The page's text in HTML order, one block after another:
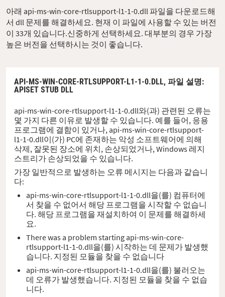
아래 api-ms-win-core-rtlsupport-l1-1-0.dll 파일을 다운로드해
서 dll 문제를 해결하세요. 현재 이 파일에 사용할 수 있는 버전
이 33개 있습니다.신중하게 선택하세요. 대부분의 경우 가장
높은 버전을 선택하시는 것이 좋습니다.
API-MS-WIN-CORE-RTLSUPPORT-L1-1-0.DLL, 파일 설명:
APISET STUB DLL
api-ms-win-core-rtlsupport-l1-1-0.dll와(과) 관련된 오류는
몇 가지 다른 이유로 발생할 수 있습니다. 예를 들어, 응용
프로그램에 결함이 있거나, api-ms-win-core-rtlsupport-
l1-1-0.dll이(가) PC에 존재하는 악성 소프트웨어에 의해
삭제, 잘못된 장소에 위치, 손상되었거나, Windows 레지
스트리가 손상되었을 수 있습니다.
가장 일반적으로 발생하는 오류 메시지는 다음과 같습니
다:
api-ms-win-core-rtlsupport-l1-1-0.dll을(를) 컴퓨터에
서 찾을 수 없어서 해당 프로그램을 시작할 수 없습니
다. 해당 프로그램을 재설치하여 이 문제를 해결하세
요.
There was a problem starting api-ms-win-core-
rtlsupport-l1-1-0.dll을(를) 시작하는 데 문제가 발생했
습니다. 지정된 모듈을 찾을 수 없습니다
api-ms-win-core-rtlsupport-l1-1-0.dll을(를) 불러오는
데 오류가 발생했습니다. 지정된 모듈을 찾을 수 없습
니다.